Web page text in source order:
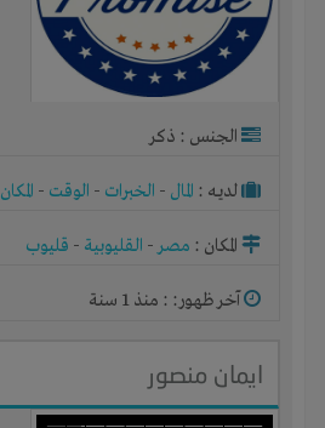
الجنس : ذكر
لديـه : المال - الخبرات - الوقت - المكان
المكان : مصر- القليوبية - قليوب
آخر ظهور: : منذ 1 سنة
ايمان منصور